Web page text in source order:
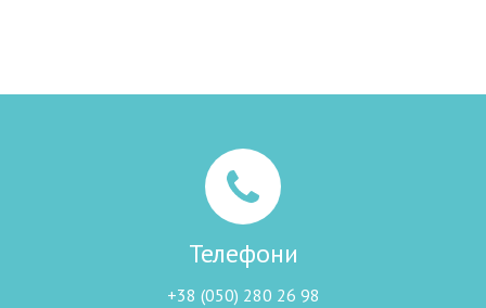
Телефони
+38 (050) 280 26 98